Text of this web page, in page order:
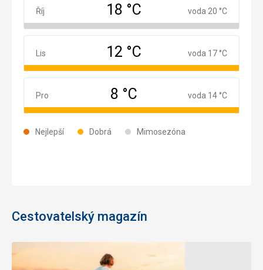
Nejlepší Dobrá Mimosezóna
Říjen
Říj 18 °C voda 20 °C
Listopad
Lis 12 °C voda 17 °C
Prosinec
Pro 8 °C voda 14 °C
Cestovatelský magazín